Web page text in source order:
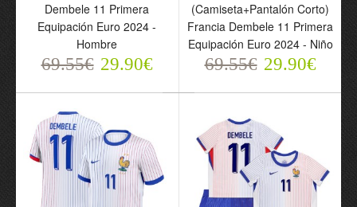
Camiseta de fútbol Paris
Saint-Germain 1 Star
Dembele 10 Primera
Hombre
69.55€ 29.90€
Camiseta de fútbol Paris
Saint-Germain Dembele
10 Cuarta Equipación
69.55€ 29.90€
Dembele 11 Primera
Equipación Euro 2024 -
Hombre
69.55€ 29.90€
(Camiseta+Pantalón Corto)
Francia Dembele 11 Primera
Equipación Euro 2024 - Niño
69.55€ 29.90€